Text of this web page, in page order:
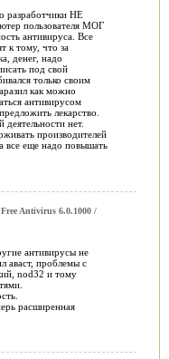
разработчики НЕ
пользователя МОГ
антивируса. Все
к тому, что за
денег, надо
под свой
только своим
как можно
антивирусом
лекарство.
деятельности нет.
производителей
все еще надо повышать
Antivirus 6.0.1000 /
антивирусы не
аваст, проблемы с
nod32 и тому
расширенная